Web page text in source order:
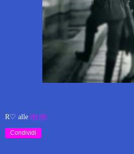
R♡ alle 00:00
Condividi